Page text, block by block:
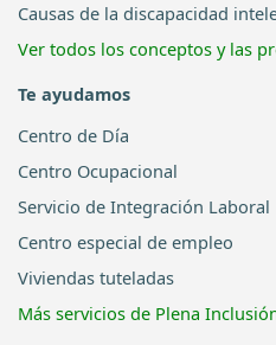
Causas de la discapacidad
Ver todos los conceptos y las
Te ayudamos
Centro de Día
Centro Ocupacional
Servicio de Integración Laboral
Centro especial de empleo
Viviendas tuteladas
Más servicios de Plena